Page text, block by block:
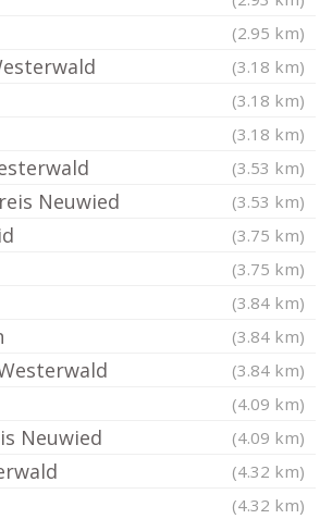
(2.95 km)
(3.18 km)
(3.18 km)
(3.18 km)
(3.53 km)
Neuwied (3.53 km)
(3.75 km)
(3.75 km)
(3.84 km)
(3.84 km)
(3.84 km)
(4.09 km)
Neuwied (4.09 km)
(4.32 km)
(4.32 km)